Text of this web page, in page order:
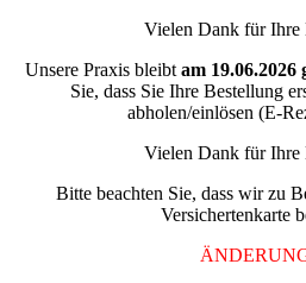
Vielen Dank für Ihre
Unsere Praxis bleibt am 19.06.2026
Sie, dass Sie Ihre Bestellung
abholen/einlösen (E-
Vielen Dank für Ihre
Bitte beachten Sie, dass wir zu
Versichertenkarte